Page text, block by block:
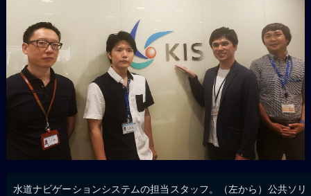
水道ナビゲーションシステムの担当スタッフ。（左から）公共ソリ